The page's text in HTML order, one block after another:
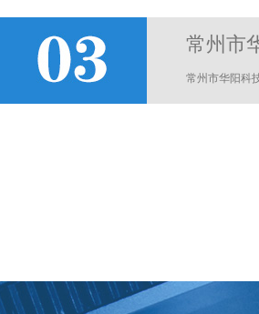
常州市
常州市华阳科